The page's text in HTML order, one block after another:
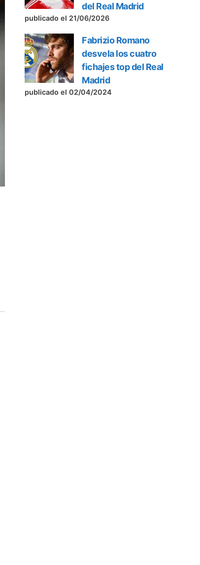
del Real Madrid
publicado el 21/06/2026
Fabrizio Romano
desvela los cuatro
fichajes top del Real
Madrid
publicado el 02/04/2024